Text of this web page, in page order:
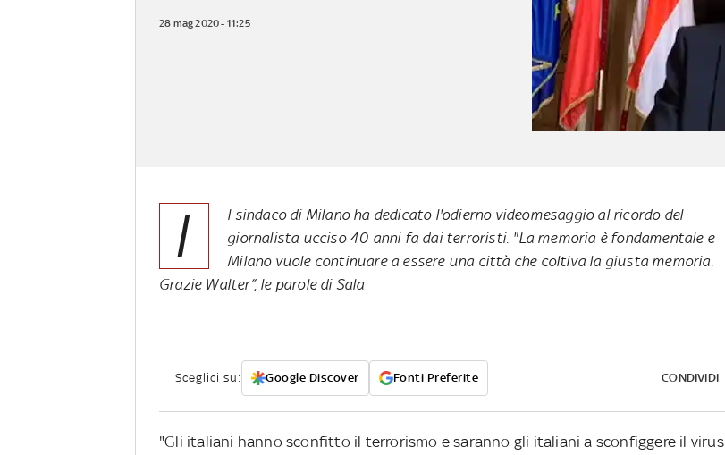
28 mag 2020 - 11:25
I
l sindaco di Milano ha dedicato l'odierno videomesaggio al ricordo del
giornalista ucciso 40 anni fa dai terroristi. "La memoria è fondamentale e
Milano vuole continuare a essere una città che coltiva la giusta memoria.
Grazie Walter”, le parole di Sala
Sceglici su: Google Discover Fonti Preferite CONDIVIDI
"Gli italiani hanno sconfitto il terrorismo e saranno gli italiani a sconfiggere il virus